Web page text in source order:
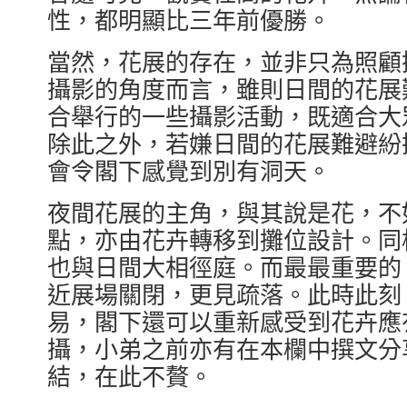
性，都明顯比三年前優勝。
當然，花展的存在，並非只為照
攝影的角度而言，雖則日間的花
合舉行的一些攝影活動，既適合
除此之外，若嫌日間的花展難避
會令閣下感覺到別有洞天。
夜間花展的主角，與其說是花，
點，亦由花卉轉移到攤位設計。
也與日間大相徑庭。而最最重要
近展場關閉，更見疏落。此時此
易，閣下還可以重新感受到花卉
攝，小弟之前亦有在本欄中撰文
結，在此不贅。